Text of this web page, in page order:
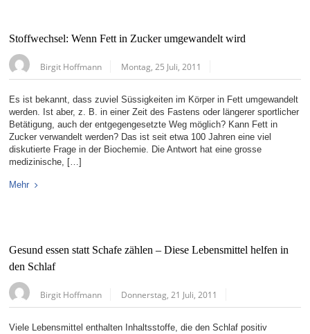
Stoffwechsel: Wenn Fett in Zucker umgewandelt wird
Birgit Hoffmann Montag, 25 Juli, 2011
Es ist bekannt, dass zuviel Süssigkeiten im Körper in Fett umgewandelt
werden. Ist aber, z. B. in einer Zeit des Fastens oder längerer sportlicher
Betätigung, auch der entgegengesetzte Weg möglich? Kann Fett in
Zucker verwandelt werden? Das ist seit etwa 100 Jahren eine viel
diskutierte Frage in der Biochemie. Die Antwort hat eine grosse
medizinische, […]
Mehr
Gesund essen statt Schafe zählen – Diese Lebensmittel helfen in
den Schlaf
Birgit Hoffmann Donnerstag, 21 Juli, 2011
Viele Lebensmittel enthalten Inhaltsstoffe, die den Schlaf positiv